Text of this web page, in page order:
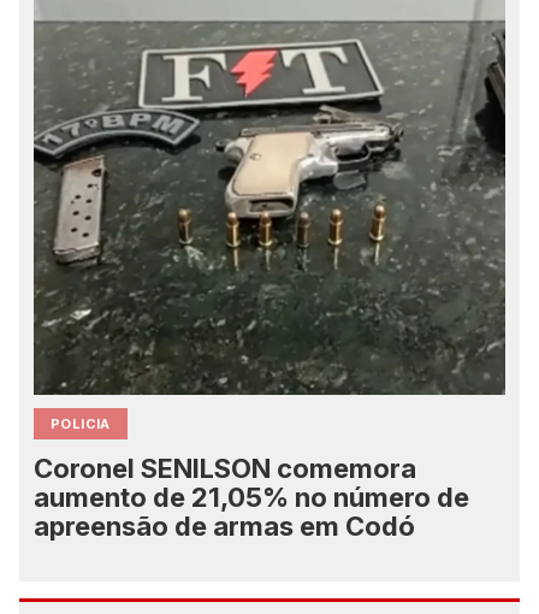
POLICIA
Coronel SENILSON comemora
aumento de 21,05% no número de
apreensão de armas em Codó